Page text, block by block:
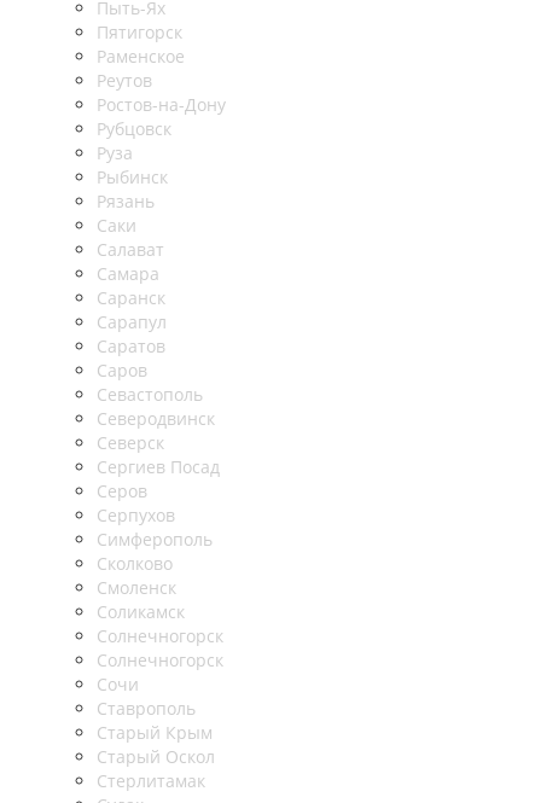
Пыть-Ях
Пятигорск
Раменское
Реутов
Ростов-на-Дону
Рубцовск
Руза
Рыбинск
Рязань
Саки
Салават
Самара
Саранск
Сарапул
Саратов
Саров
Севастополь
Северодвинск
Северск
Сергиев Посад
Серов
Серпухов
Симферополь
Сколково
Смоленск
Соликамск
Солнечногорск
Солнечногорск
Сочи
Ставрополь
Старый Крым
Старый Оскол
Стерлитамак